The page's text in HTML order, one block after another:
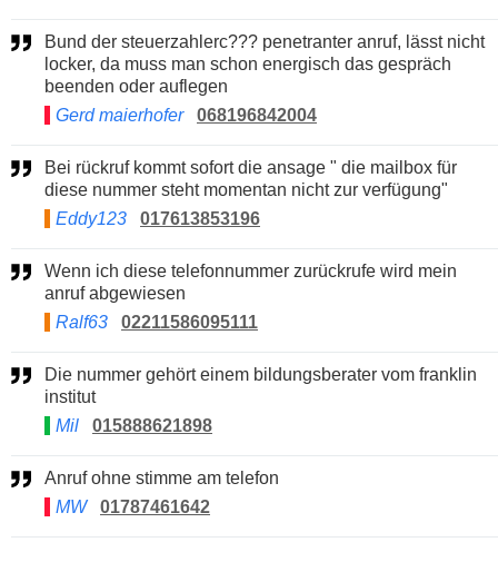
Bund der steuerzahlerc??? penetranter anruf, lässt nicht
locker, da muss man schon energisch das gespräch
beenden oder auflegen
Gerd maierhofer
068196842004
Bei rückruf kommt sofort die ansage " die mailbox für
diese nummer steht momentan nicht zur verfügung"
Eddy123
017613853196
Wenn ich diese telefonnummer zurückrufe wird mein
anruf abgewiesen
Ralf63
02211586095111
Die nummer gehört einem bildungsberater vom franklin
institut
Mil
015888621898
Anruf ohne stimme am telefon
MW
01787461642